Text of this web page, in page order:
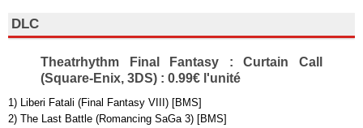
DLC
Theatrhythm Final Fantasy : Curtain Call
(Square-Enix, 3DS) : 0.99€ l'unité
1) Liberi Fatali (Final Fantasy VIII) [BMS]
2) The Last Battle (Romancing SaGa 3) [BMS]